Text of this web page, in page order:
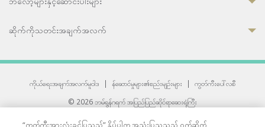
ဆိုက်ကိုသတင်းအချက်အလက်
ကိုယ်ရေးအချက်အလက်မူဝါဒ | န်ဆောင်မှုများ၏စည်းမျဉ်းများ |
ကွတ်ကီးပေါ်လစီ
© 2026 ဘမ်ရွန်ဂရက် အပြည်ပြည်ဆိုင်ရာဆေးရုံကြီး
“ကွတ်ကီးအားလုံးခွင့်ပြုသည်” နှိပ်ပါက အသုံးပြုသူသည် ဝက်ဆိုက်